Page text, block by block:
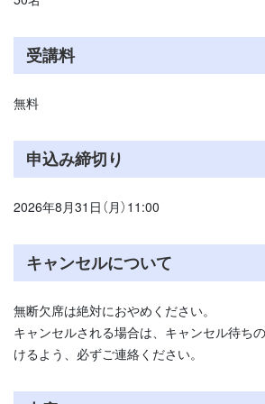
受講料
無料
申込み締切り
2026年8月31日（月）11:00
キャンセルについて
無断欠席は絶対におやめください。
キャンセルされる場合は、キャンセル待ち
けるよう、必ずご連絡ください。